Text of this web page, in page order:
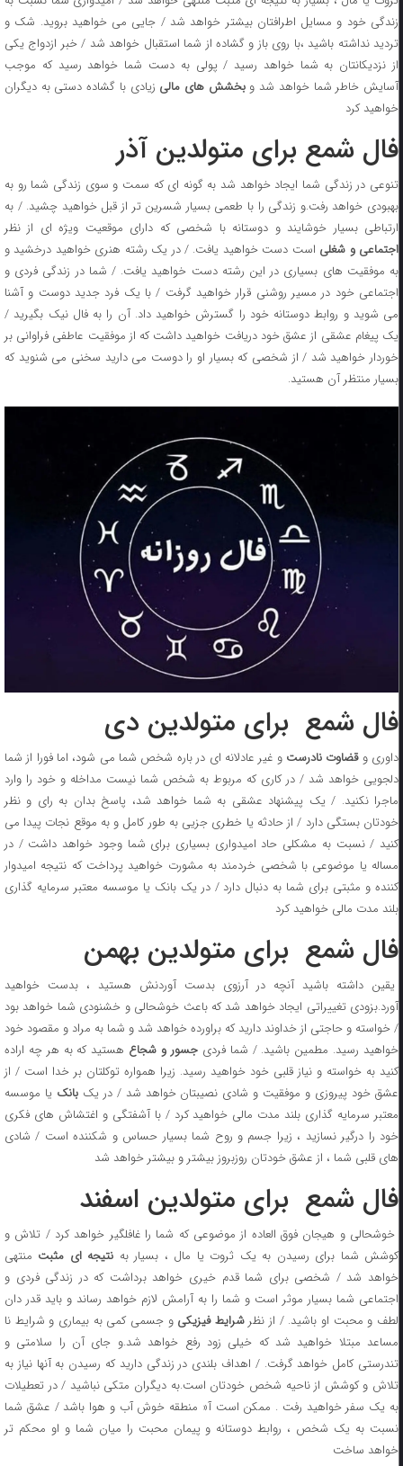
زندگی خود و مسایل اطرافتان بیشتر خواهد شد / جایی می خواهید بروید. شک و
تردید نداشته باشید ،با روی باز و گشاده از شما استقبال خواهد شد / خبر ازدواج یکی
از نزدیکانتان به شما خواهد رسید / پولی به دست شما خواهد رسید که موجب
آسایش خاطر شما خواهد شد و بخشش های مالیزیادی با گشاده دستی به دیگران
خواهید کرد
فال شمع برای متولدین آذر
تنوعی در زندگی شما ایجاد خواهد شد به گونه ای که سمت و سوی زندگی شما رو به
بهبودی خواهد رفت.و زندگی را با طعمی بسیار شسرین تر از قبل خواهید چشید. / به
ارتباطی بسیار خوشایند و دوستانه با شخصی که دارای موقعیت ویژه ای از نظر
اجتماعی و شغلیاست دست خواهید یافت. / در یک رشته هنری خواهید درخشید و
به موفقیت های بسیاری در این رشته دست خواهید یافت. / شما در زندگی فردی و
اجتماعی خود در مسیر روشنی قرار خواهید گرفت / با یک فرد جدید دوست و آشنا
می شوید و روابط دوستانه خود را گسترش خواهید داد. آن را به فال نیک بگیرید /
یک پیغام عشقی از عشق خود دریافت خواهید داشت که از موفقیت عاطفی فراوانی بر
خوردار خواهید شد / از شخصی که بسیار او را دوست می دارید سخنی می شنوید که
بسیار منتظر آن هستید.
فال شمع برای متولدین دی
داوری وقضاوت نادرستو غیر عادلانه ای در باره شخص شما می شود، اما فورا از شما
دلجویی خواهد شد / در کاری که مربوط به شخص شما نیست مداخله و خود را وارد
ماجرا نکنید. / یک پیشنهاد عشقی به شما خواهد شد، پاسخ بدان به رای و نظر
خودتان بستگی دارد / از حادثه یا خطری جزیی به طور کامل و به موقع نجات پیدا می
کنید / نسبت به مشکلی حاد امیدواری بسیاری برای شما وجود خواهد داشت / در
مساله یا موضوعی با شخصی خردمند به مشورت خواهید پرداخت که نتیجه امیدوار
کننده و مثبتی برای شما به دنبال دارد / در یک بانک یا موسسه معتبر سرمایه گذاری
بلند مدت مالی خواهید کرد
فال شمع برای متولدین بهمن
یقین داشته باشید آنچه در آرزوی بدست آوردنش هستید ، بدست خواهید
آورد.بزودی تغییراتی ایجاد خواهد شد که باعث خوشحالی و خشنودی شما خواهد بود
/ خواسته و حاجتی از خداوند دارید که براورده خواهد شد و شما به مراد و مقصود خود
خواهید رسید. مطمین باشید. / شما فردی جسور و شجاع هستید که به هر چه اراده
کنید به خواسته و نیاز قلبی خود خواهید رسید. زیرا همواره توکلتان بر خدا است / از
عشق خود پیروزی و موفقیت و شادی نصیبتان خواهد شد / در یک بانکیا موسسه
معتبر سرمایه گذاری بلند مدت مالی خواهید کرد / با آشفتگی و اغتشاش های فکری
خود را درگیر نسازید ، زیرا جسم و روح شما بسیار حساس و شکننده است / شادی
های قلبی شما ، از عشق خودتان روزبروز بیشتر و بیشتر خواهد شد
فال شمع برای متولدین اسفند
خوشحالی و هیجان فوق العاده از موضوعی که شما را غافلگیر خواهد کرد / تلاش و
کوشش شما برای رسیدن به یک ثروت یا مال ، بسیار بهنتیجه ای مثبتمنتهی
خواهد شد / شخصی برای شما قدم خیری خواهد برداشت که در زندگی فردی و
اجتماعی شما بسیار موثر است و شما را به آرامش لازم خواهد رساند و باید قدر دان
لطف و محبت او باشید. / از نظر شرایط فیزیکیو جسمی کمی به بیماری و شرایط نا
مساعد مبتلا خواهید شد که خیلی زود رفع خواهد شد.و جای آن را سلامتی و
تندرستی کامل خواهد گرفت. / اهداف بلندی در زندگی دارید که رسیدن به آنها نیاز به
تلاش و کوشش از ناحیه شخص خودتان است.به دیگران متکی نباشید / در تعطیلات
به یک سفر خواهید رفت . ممکن است آ« منطقه خوش آب و هوا باشد / عشق شما
نسبت به یک شخص ، روابط دوستانه و پیمان محبت را میان شما و او محکم تر
خواهد ساخت